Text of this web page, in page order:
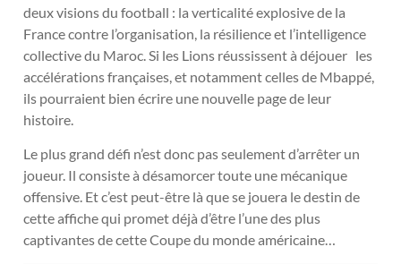
deux visions du football : la verticalité explosive de la
France contre l’organisation, la résilience et l’intelligence
collective du Maroc. Si les Lions réussissent à déjouer les
accélérations françaises, et notamment celles de Mbappé,
ils pourraient bien écrire une nouvelle page de leur
histoire.
Le plus grand défi n’est donc pas seulement d’arrêter un
joueur. Il consiste à désamorcer toute une mécanique
offensive. Et c’est peut-être là que se jouera le destin de
cette affiche qui promet déjà d’être l’une des plus
captivantes de cette Coupe du monde américaine…